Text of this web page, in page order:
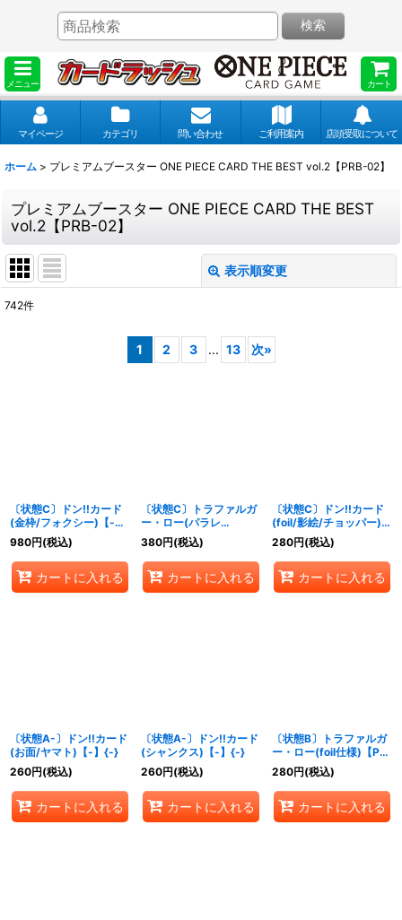
メニュー カート
検索
マイページ カテゴリ 問い合わせ ご利用案内 店頭受取について
ホーム > プレミアムブースター ONE PIECE CARD THE BEST vol.2【PRB-02】
プレミアムブースター ONE PIECE CARD THE BEST
vol.2【PRB-02】
表示順変更
742件
1 2 3 ... 13 次»
〔状態C〕ドン!!カード
(金枠/フォクシー)【-】
{-}
980円(税込)
カートに入れる
〔状態C〕トラファルガ
ー・ロー(パラレ
ル/illust:Morechand)
【SR/P】{ST17-002}
380円(税込)
カートに入れる
〔状態C〕ドン!!カード
(foil/影絵/チョッパー)
【-】{-}
280円(税込)
カートに入れる
〔状態A-〕ドン!!カード
(お面/ヤマト)【-】{-}
260円(税込)
カートに入れる
〔状態A-〕ドン!!カード
(シャンクス)【-】{-}
260円(税込)
カートに入れる
〔状態B〕トラファルガ
ー・ロー(foil仕様)【P】
{P-088}
280円(税込)
カートに入れる